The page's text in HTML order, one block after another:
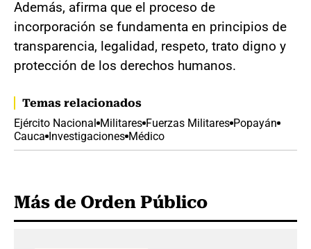
Además, afirma que el proceso de
incorporación se fundamenta en principios de
transparencia, legalidad, respeto, trato digno y
protección de los derechos humanos.
Temas relacionados
Ejército Nacional Militares Fuerzas Militares Popayán
Cauca Investigaciones Médico
Más de Orden Público